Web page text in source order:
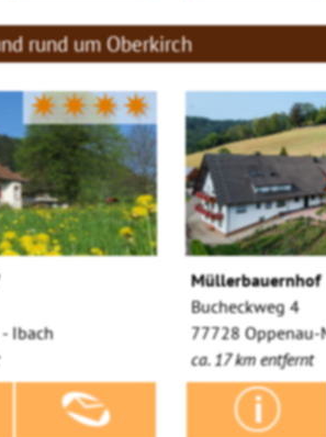
rund um Oberkirch
✷✷✷✷
Ibach
Müllerbauernhof
Bucheckweg 4
77728 Oppenau-
ca. 17 km entfernt